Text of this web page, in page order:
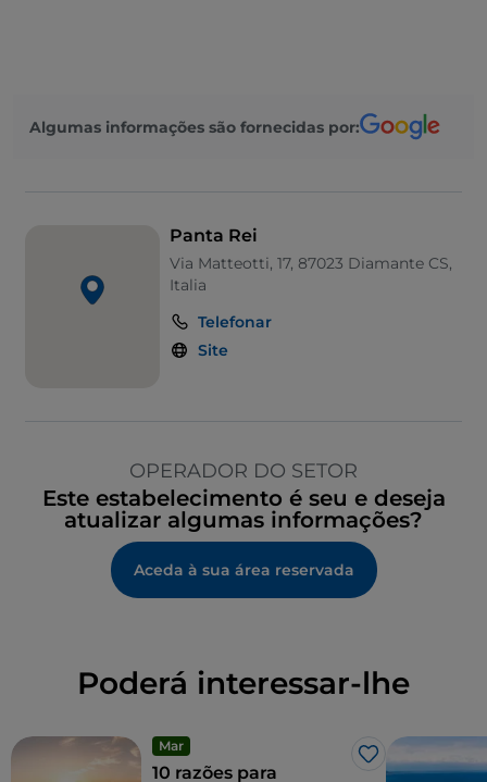
Algumas informações são fornecidas por:
Panta Rei
Via Matteotti, 17, 87023 Diamante CS,
Italia
Telefonar
Site
OPERADOR DO SETOR
Este estabelecimento é seu e deseja
atualizar algumas informações?
Aceda à sua área reservada
Poderá interessar-lhe
Mar
Gosto
10 razões para